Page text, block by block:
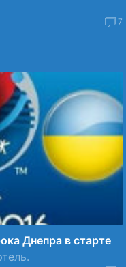
7
Днепра в старте